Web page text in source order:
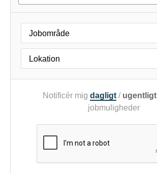
Jobområde
Lokation
Notificér mig dagligt / ugentligt
jobmuligheder